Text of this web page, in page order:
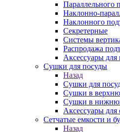
Параллельного
Наклонно-
Наклонного
Секретерные
Системы
Распродажа
Аксессуары
Сушки для посуды
Назад
Сушки для
Сушки в
Сушки в
Аксессуары для
Сетчатые емкости и
Назад